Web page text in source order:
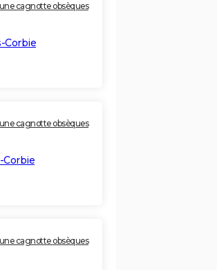
cagnotte obsèques
Corbie
cagnotte obsèques
Corbie
cagnotte obsèques